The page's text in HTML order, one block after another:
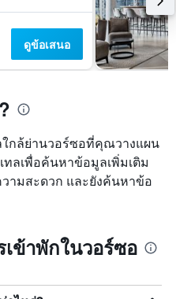
ดูข้อเสนอ
กล้ย่านวอร์ซอที่คุณวางแผน
ลเพื่อค้นหาข้อมูลเพิ่มเติม
ามสะดวก และยังค้นหาข้อ
เข้าพักในวอร์ซอ